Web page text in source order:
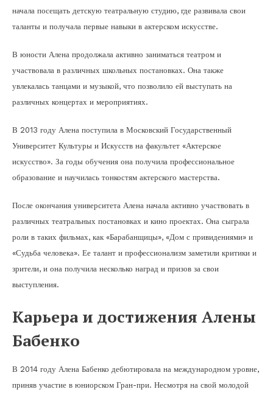
начала посещать детскую театральную студию, где развивала свои
таланты и получала первые навыки в актерском искусстве.
В юности Алена продолжала активно заниматься театром и
участвовала в различных школьных постановках. Она также
увлекалась танцами и музыкой, что позволило ей выступать на
различных концертах и мероприятиях.
В 2013 году Алена поступила в Московский Государственный
Университет Культуры и Искусств на факультет «Актерское
искусство». За годы обучения она получила профессиональное
образование и научилась тонкостям актерского мастерства.
После окончания университета Алена начала активно участвовать в
различных театральных постановках и кино проектах. Она сыграла
роли в таких фильмах, как «Барабанщицы», «Дом с привидениями» и
«Судьба человека». Ее талант и профессионализм заметили критики и
зрители, и она получила несколько наград и призов за свои
выступления.
Карьера и достижения Алены
Бабенко
В 2014 году Алена Бабенко дебютировала на международном уровне,
приняв участие в юниорском Гран-при. Несмотря на свой молодой